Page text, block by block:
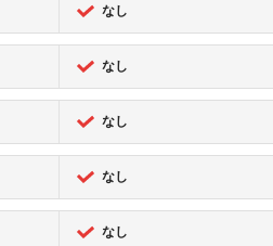
なし
なし
なし
なし
なし